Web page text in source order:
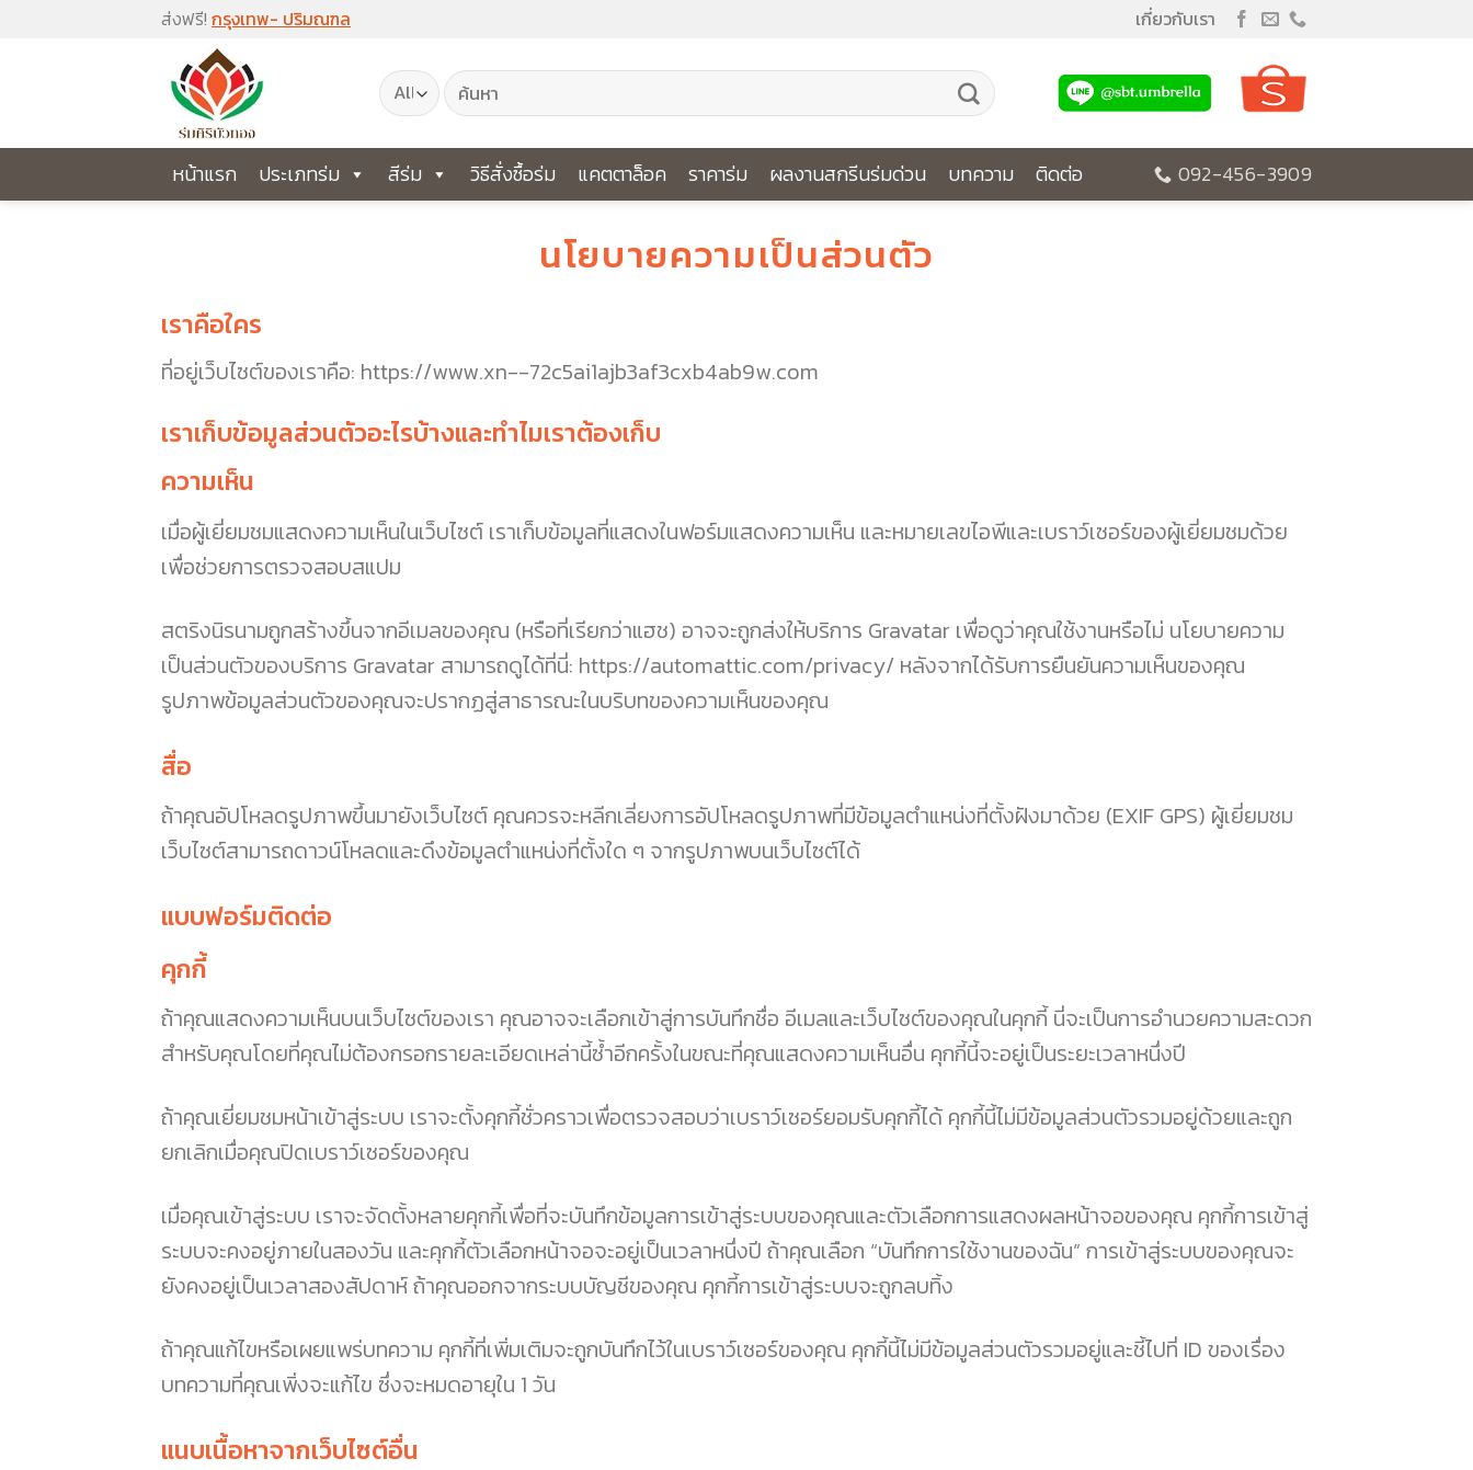
ส่งฟรี! กรุงเทพ- ปริมณฑล เกี่ยวกับเรา
ค้นหา:
หน้าแรก ประเภทร่ม สีร่ม วิธีสั่งซื้อร่ม แคตตาล็อค ราคาร่ม ผลงานสกรีนร่มด่วน บทความ ติดต่อ 092-456-3909
นโยบายความเป็นส่วนตัว
เราคือใคร
ที่อยู่เว็บไซต์ของเราคือ: https://www.xn--72c5ai1ajb3af3cxb4ab9w.com
เราเก็บข้อมูลส่วนตัวอะไรบ้างและทำไมเราต้องเก็บ
ความเห็น
เมื่อผู้เยี่ยมชมแสดงความเห็นในเว็บไซต์ เราเก็บข้อมูลที่แสดงในฟอร์มแสดงความเห็น และหมายเลขไอพีและเบราว์เซอร์ของผู้เยี่ยมชมด้วย
เพื่อช่วยการตรวจสอบสแปม
สตริงนิรนามถูกสร้างขึ้นจากอีเมลของคุณ (หรือที่เรียกว่าแฮช) อาจจะถูกส่งให้บริการ Gravatar เพื่อดูว่าคุณใช้งานหรือไม่ นโยบายความ
เป็นส่วนตัวของบริการ Gravatar สามารถดูได้ที่นี่: https://automattic.com/privacy/ หลังจากได้รับการยืนยันความเห็นของคุณ
รูปภาพข้อมูลส่วนตัวของคุณจะปรากฏสู่สาธารณะในบริบทของความเห็นของคุณ
สื่อ
ถ้าคุณอัปโหลดรูปภาพขึ้นมายังเว็บไซต์ คุณควรจะหลีกเลี่ยงการอัปโหลดรูปภาพที่มีข้อมูลตำแหน่งที่ตั้งฝังมาด้วย (EXIF GPS) ผู้เยี่ยมชม
เว็บไซต์สามารถดาวน์โหลดและดึงข้อมูลตำแหน่งที่ตั้งใด ๆ จากรูปภาพบนเว็บไซต์ได้
แบบฟอร์มติดต่อ
คุกกี้
ถ้าคุณแสดงความเห็นบนเว็บไซต์ของเรา คุณอาจจะเลือกเข้าสู่การบันทึกชื่อ อีเมลและเว็บไซต์ของคุณในคุกกี้ นี่จะเป็นการอำนวยความสะดวก
สำหรับคุณโดยที่คุณไม่ต้องกรอกรายละเอียดเหล่านี้ซ้ำอีกครั้งในขณะที่คุณแสดงความเห็นอื่น คุกกี้นี้จะอยู่เป็นระยะเวลาหนึ่งปี
ถ้าคุณเยี่ยมชมหน้าเข้าสู่ระบบ เราจะตั้งคุกกี้ชั่วคราวเพื่อตรวจสอบว่าเบราว์เซอร์ยอมรับคุกกี้ได้ คุกกี้นี้ไม่มีข้อมูลส่วนตัวรวมอยู่ด้วยและถูก
ยกเลิกเมื่อคุณปิดเบราว์เซอร์ของคุณ
เมื่อคุณเข้าสู่ระบบ เราจะจัดตั้งหลายคุกกี้เพื่อที่จะบันทึกข้อมูลการเข้าสู่ระบบของคุณและตัวเลือกการแสดงผลหน้าจอของคุณ คุกกี้การเข้าสู่
ระบบจะคงอยู่ภายในสองวัน และคุกกี้ตัวเลือกหน้าจอจะอยู่เป็นเวลาหนึ่งปี ถ้าคุณเลือก “บันทึกการใช้งานของฉัน” การเข้าสู่ระบบของคุณจะ
ยังคงอยู่เป็นเวลาสองสัปดาห์ ถ้าคุณออกจากระบบบัญชีของคุณ คุกกี้การเข้าสู่ระบบจะถูกลบทิ้ง
ถ้าคุณแก้ไขหรือเผยแพร่บทความ คุกกี้ที่เพิ่มเติมจะถูกบันทึกไว้ในเบราว์เซอร์ของคุณ คุกกี้นี้ไม่มีข้อมูลส่วนตัวรวมอยู่และชี้ไปที่ ID ของเรื่อง
บทความที่คุณเพิ่งจะแก้ไข ซึ่งจะหมดอายุใน 1 วัน
แนบเนื้อหาจากเว็บไซต์อื่น